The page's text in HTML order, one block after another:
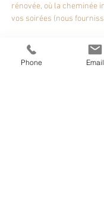
rénovée, où la cheminée
vos soirées (nous
Pendant votre séjour,
exclusivement sur la
terroir vous seront
Phone Email